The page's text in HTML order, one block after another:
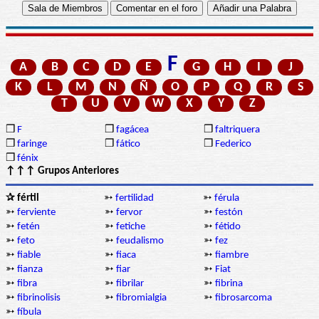
A B C D E F G H I
J
K
L M N Ñ O P Q R
S
T
U V W X Y Z
❒ F ❒ fagácea ❒ faltriquera
❒ faringe ❒ fático ❒ Federico
❒ fénix
↑↑↑ Grupos Anteriores
✰ fértil ➳ fertilidad ➳ férula
➳ ferviente ➳ fervor ➳ festón
➳ fetén ➳ fetiche ➳ fétido
➳ feto ➳ feudalismo ➳ fez
➳ fiable ➳ fiaca ➳ fiambre
➳ fianza ➳ fiar ➳ Fiat
➳ fibra ➳ fibrilar ➳ fibrina
➳ fibrinolisis ➳ fibromialgia ➳ fibrosarcoma
➳ fíbula